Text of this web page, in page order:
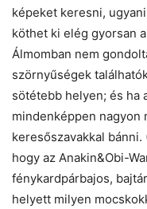
képeket keresni,
köthet ki elég gyorsan
Álmomban nem
szörnyűségek
sötétebb helyen; és ha
mindenképpen nagyon
keresőszavakkal
hogy az Anakin&Obi-
fénykardpárbajos,
helyett milyen